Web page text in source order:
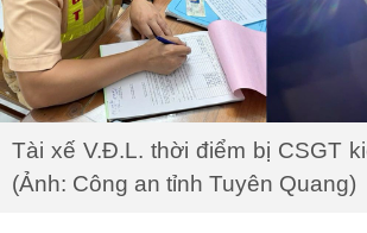
Tài xế V.Đ.L. thời điểm bị CSGT
(Ảnh: Công an tỉnh Tuyên Quang)